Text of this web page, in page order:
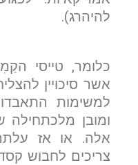
להיהרג).
כלומר, טייסי
אשר סיכויין
למשימות
ומובן
אלה. או אז
צריכים לחבוש